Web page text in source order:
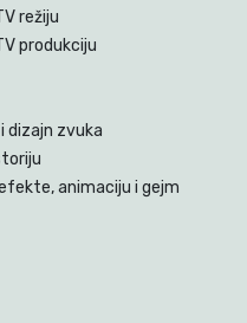
režiju
produkciju
dizajn zvuka
animaciju i gejm